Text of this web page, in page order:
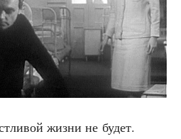
жиз­ни не будет.